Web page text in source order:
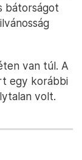
bátorságot
van túl. A
egy korábbi
volt.